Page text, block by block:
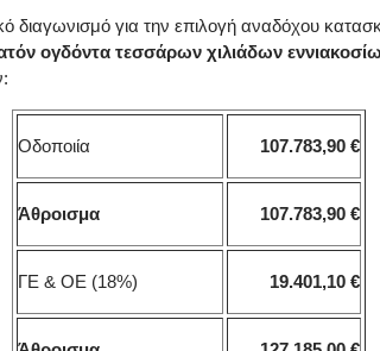
διαγωνισμό για την επιλογή αναδόχου
ογδόντα τεσσάρων χιλιάδων
Οδοποιία 107.783,90 €
Άθροισμα 107.783,90 €
ΓΕ & ΟΕ (18%) 19.401,10 €